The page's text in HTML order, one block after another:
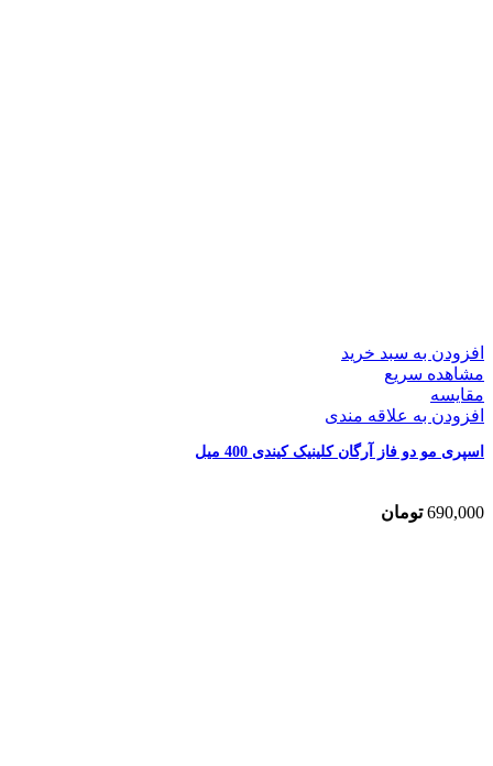
افزودن به سبد خرید
مشاهده سریع
مقایسه
افزودن به علاقه مندی
اسپری مو دو فاز آرگان کلینیک کیندی 400 میل
690,000 تومان